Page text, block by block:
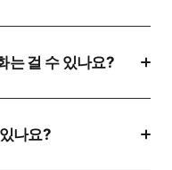
는 걸 수 있나요?
나요?